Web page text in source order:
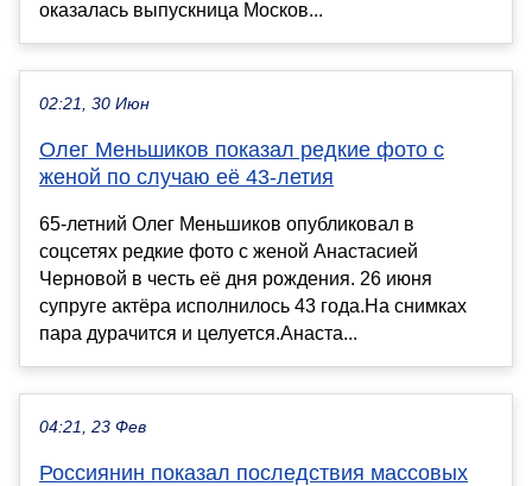
оказалась выпускница Москов...
02:21, 30 Июн
Олег Меньшиков показал редкие фото с
женой по случаю её 43-летия
65-летний Олег Меньшиков опубликовал в
соцсетях редкие фото с женой Анастасией
Черновой в честь её дня рождения. 26 июня
супруге актёра исполнилось 43 года.На снимках
пара дурачится и целуется.Анаста...
04:21, 23 Фев
Россиянин показал последствия массовых